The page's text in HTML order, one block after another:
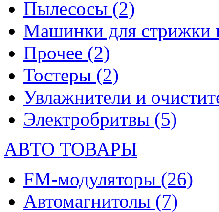
Пылесосы (2)
Машинки для стрижки
Прочее (2)
Тостеры (2)
Увлажнители и
Электробритвы (5)
АВТО ТОВАРЫ
FM-модуляторы (26)
Автомагнитолы (7)